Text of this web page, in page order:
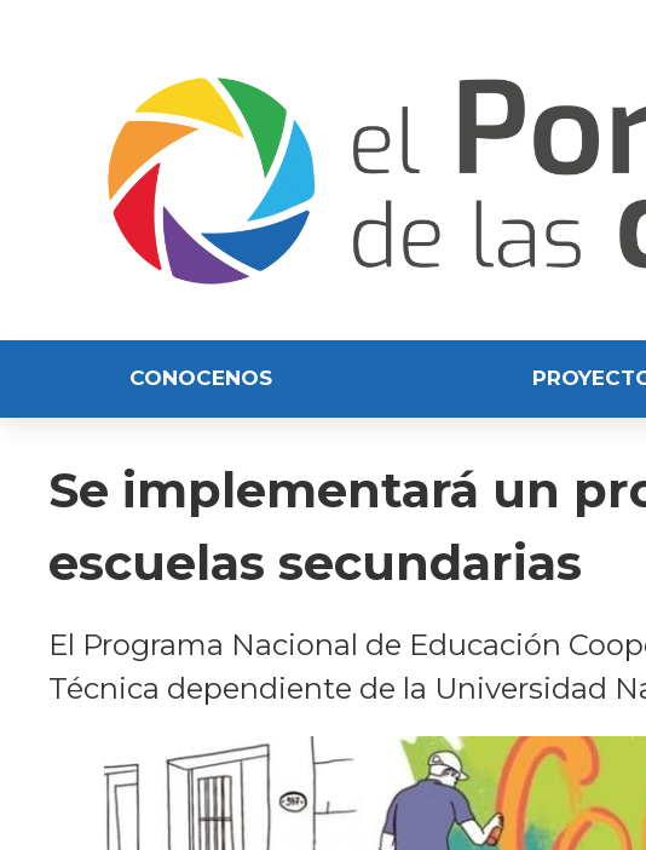
CONOCENOS
Se implementará un
escuelas secundarias
El Programa Nacional de Educación
Técnica dependiente de la Universidad